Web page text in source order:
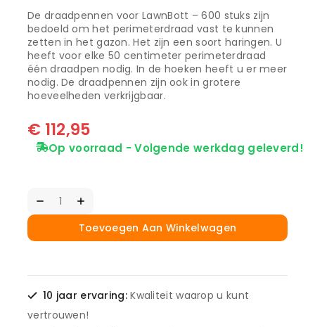
De draadpennen voor LawnBott – 600 stuks zijn
bedoeld om het perimeterdraad vast te kunnen
zetten in het gazon. Het zijn een soort haringen. U
heeft voor elke 50 centimeter perimeterdraad
één draadpen nodig. In de hoeken heeft u er meer
nodig. De draadpennen zijn ook in grotere
hoeveelheden verkrijgbaar.
€ 112,95
Op voorraad - Volgende werkdag geleverd!
Toevoegen Aan Winkelwagen
10 jaar ervaring:Kwaliteit waarop u kunt
vertrouwen!